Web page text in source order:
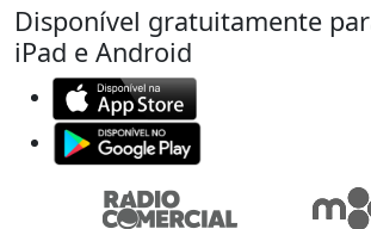
Disponível gratuitamente
iPad e Android